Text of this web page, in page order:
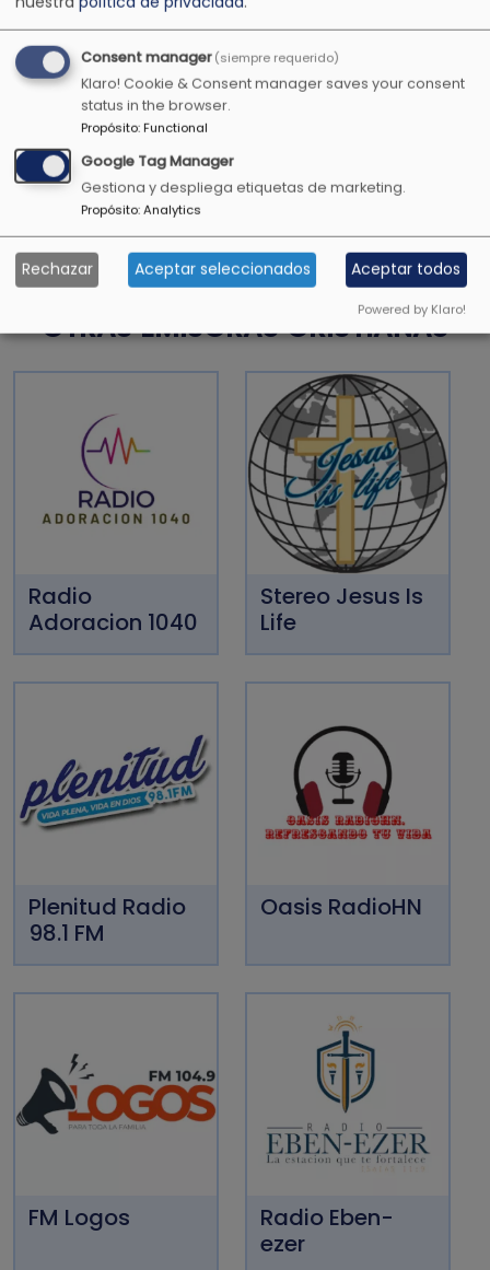
1 Timoteo 4:12
Todavía darán fruto en la vejez, serán gordos y
florecientes
Salmos 92:14
OTRAS EMISORAS CRISTIANAS
Radio
Adoracion 1040
Stereo Jesus Is
Life
Plenitud Radio
98.1 FM
Oasis RadioHN
FM Logos
Radio Eben-
ezer
Consent manager(siempre requerido)
Klaro! Cookie & Consent manager saves your consent
status in the browser.
Propósito:Functional
Google Tag Manager
Gestiona y despliega etiquetas de marketing.
Propósito:Analytics
Rechazar Aceptar seleccionados Aceptar todos
Powered by Klaro!